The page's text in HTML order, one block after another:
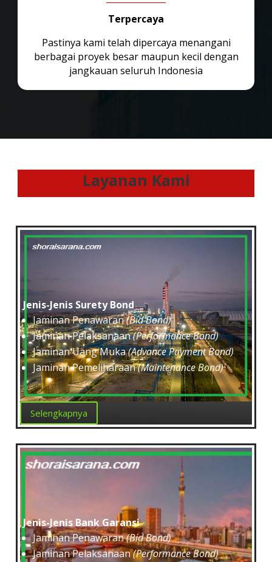
Terpercaya
Pastinya kami telah dipercaya menangani
berbagai proyek besar maupun kecil dengan
jangkauan seluruh Indonesia
Layanan Kami
Jenis-Jenis Surety Bond
Jaminan Penawaran(Bid Bond)
Jaminan Pelaksanaan(Performance Bond)
Jaminan Uang Muka(Advance Payment Bond)
Jaminan Pemeliharaan(Maintenance Bond)
Selengkapnya
Jenis-Jenis Bank Garansi
Jaminan Penawaran(Bid Bond)
Jaminan Pelaksanaan(Performance Bond)